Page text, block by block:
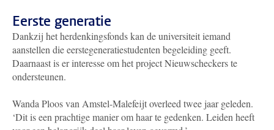
Eerste generatie
Dankzij het herdenkingsfonds kan de universiteit iemand
aanstellen die eerstegeneratiestudenten begeleiding geeft.
Daarnaast is er interesse om het project Nieuwscheckers te
ondersteunen.
Wanda Ploos van Amstel-Malefeijt overleed twee jaar geleden.
‘Dit is een prachtige manier om haar te gedenken. Leiden heeft